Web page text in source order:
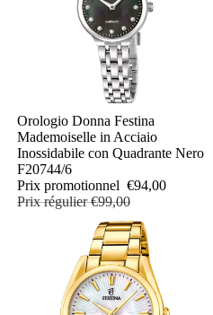
PROMOTION
Orologio Donna Festina
Mademoiselle in Acciaio
Inossidabile con Quadrante Nero
F20744/6
Prix promotionnel €94,00
Prix régulier€99,00